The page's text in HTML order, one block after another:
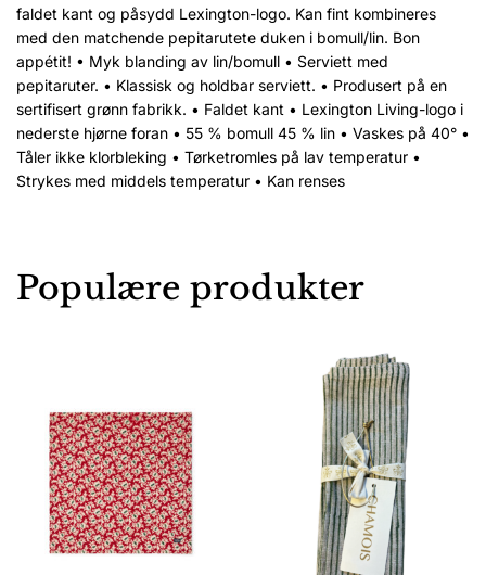
faldet kant og påsydd Lexington-logo. Kan fint kombineres
med den matchende pepitarutete duken i bomull/lin. Bon
appétit! • Myk blanding av lin/bomull • Serviett med
pepitaruter. • Klassisk og holdbar serviett. • Produsert på en
sertifisert grønn fabrikk. • Faldet kant • Lexington Living-logo i
nederste hjørne foran • 55 % bomull 45 % lin • Vaskes på 40° •
Tåler ikke klorbleking • Tørketromles på lav temperatur •
Strykes med middels temperatur • Kan renses
Populære produkter